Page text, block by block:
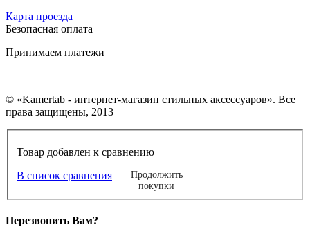
Карта проезда
Безопасная оплата
Принимаем платежи
© «Kamertab - интернет-магазин стильных аксессуаров». Все
права защищены, 2013
Товар добавлен к сравнению
В список сравнения
Продолжить
покупки
Перезвонить Вам?